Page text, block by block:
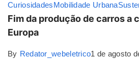
CuriosidadesMobilidade Urbana
Fim da produção de carros a
Europa
By Redator_webeletrico1 de agosto